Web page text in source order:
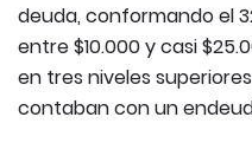
deuda, conformando el
entre $10.000 y casi
en tres niveles
contaban con un